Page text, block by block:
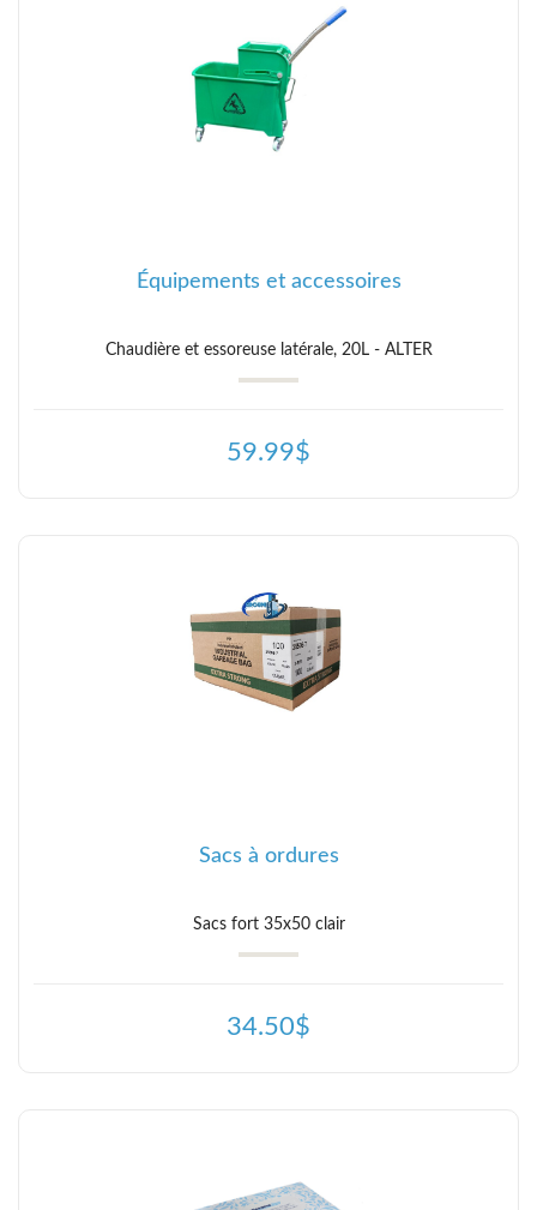
Équipements et accessoires
Chaudière et essoreuse latérale, 20L - ALTER
59.99$
Sacs à ordures
Sacs fort 35x50 clair
34.50$